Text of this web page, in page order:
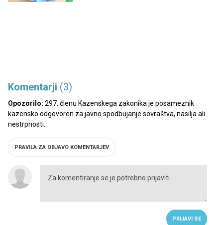
Komentarji (3)
Opozorilo: 297. členu Kazenskega zakonika je posameznik
kazensko odgovoren za javno spodbujanje sovraštva, nasilja ali
nestrpnosti.
PRAVILA ZA OBJAVO KOMENTARJEV
PRIJAVI SE